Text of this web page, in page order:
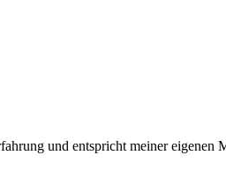
und entspricht meiner eigenen